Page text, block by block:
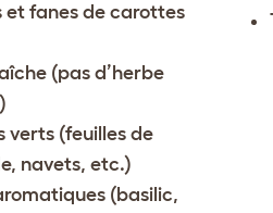
et fanes de carottes
(pas d’herbe
verts (feuilles de
navets, etc.)
(basilic,